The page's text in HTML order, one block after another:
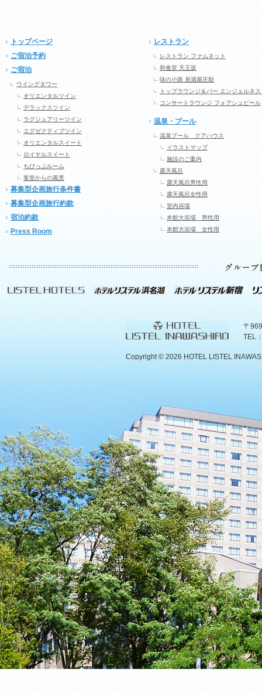
トップページ
ご宿泊予約
ご宿泊
ウイングタワー
オリエンタルツイン
デラックスツイン
ラグジュアリーツイン
エグゼクティブツイン
オリエンタルスイート
ロイヤルスイート
ちびっぷルーム
客室からの風景
募集型企画旅行条件書
募集型企画旅行約款
宿泊約款
Press Room
レストラン
レストラン ファムネット
和食堂 天王坂
味の小路 居酒屋庄助
トップラウンジ＆バー エンジェルネス
コンサートラウンジ フォアシュピール
温泉・プール
温泉プール クアハウス
イラストマップ
施設のご案内
露天風呂
露天風呂男性用
露天風呂女性用
室内浴場
本館大浴場 男性用
本館大浴場 女性用
〒
TEL
Copyright © 2026 HOTEL LISTEL